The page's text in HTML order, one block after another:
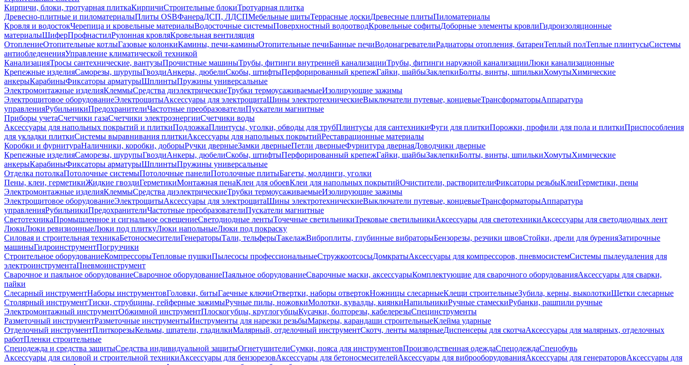
Кирпичи, блоки, тротуарная плиткаКирпичиСтроительные блокиТротуарная плитка
Древесно-плитные и пиломатериалыПлиты OSBФанераДСП, ЛДСПМебельные щитыТеррасные доскиДревесные плитыПиломатериалы
Кровля и водостокЧерепица и кровельные материалыВодосточные системыПоверхностный водоотводКровельные софитыДоборные элементы кровлиГидроизоляционные
материалыШиферПрофнастилРулонная кровляКровельная вентиляция
ОтоплениеОтопительные котлыГазовые колонкиКамины, печи-каминыОтопительные печиБанные печиВодонагревателиРадиаторы отопления, батареиТеплый полТеплые плинтусыСистемы
антиобледененияУправление климатической техникой
КанализацияТросы сантехнические, вантузыПрочистные машиныТрубы, фитинги внутренней канализацииТрубы, фитинги наружной канализацииЛюки канализационные
Крепежные изделияСаморезы, шурупыГвоздиАнкеры, дюбелиСкобы, штифтыПерфорированный крепежГайки, шайбыЗаклепкиБолты, винты, шпилькиХомутыХимические
анкерыКарабиныФиксаторы арматурыШплинтыПружины универсальные
Электромонтажные изделияКлеммыСредства диэлектрическиеТрубки термоусаживаемыеИзолирующие зажимы
Электрощитовое оборудованиеЭлектрощитыАксессуары для электрощитаШины электротехническиеВыключатели путевые, концевыеТрансформаторыАппаратура
управленияРубильникиПредохранителиЧастотные преобразователиПускатели магнитные
Приборы учетаСчетчики газаСчетчики электроэнергииСчетчики воды
Аксессуары для напольных покрытий и плиткиПодложкаПлинтусы, уголки, обводы для трубПлинтусы для сантехникиФуги для плиткиПорожки, профили для пола и плиткиПриспособления
для укладки плиткиСистемы выравнивания плиткиАксессуары для напольных покрытийРеставрационные материалы
Коробки и фурнитураНаличники, коробки, доборыРучки дверныеЗамки дверныеПетли дверныеФурнитура двернаяДоводчики дверные
Крепежные изделияСаморезы, шурупыГвоздиАнкеры, дюбелиСкобы, штифтыПерфорированный крепежГайки, шайбыЗаклепкиБолты, винты, шпилькиХомутыХимические
анкерыКарабиныФиксаторы арматурыШплинтыПружины универсальные
Отделка потолкаПотолочные системыПотолочные панелиПотолочные плитыБагеты, молдинги, уголки
Пены, клеи, герметикиЖидкие гвоздиГерметикиМонтажная пенаКлеи для обоевКлеи для напольных покрытийОчистители, растворителиФиксаторы резьбыКлеиГерметики, пены
Электромонтажные изделияКлеммыСредства диэлектрическиеТрубки термоусаживаемыеИзолирующие зажимы
Электрощитовое оборудованиеЭлектрощитыАксессуары для электрощитаШины электротехническиеВыключатели путевые, концевыеТрансформаторыАппаратура
управленияРубильникиПредохранителиЧастотные преобразователиПускатели магнитные
СветотехникаПромышленное и сигнальное освещениеСветодиодные лентыТочечные светильникиТрековые светильникиАксессуары для светотехникиАксессуары для светодиодных лент
ЛюкиЛюки ревизионныеЛюки под плиткуЛюки напольныеЛюки под покраску
Силовая и строительная техникаБетоносмесителиГенераторыТали, тельферыТакелажВиброплиты, глубинные вибраторыБензорезы, резчики швовСтойки, дрели для буренияЗатирочные
машиныГидроинструментПогрузчики
Строительное оборудованиеКомпрессорыТепловые пушкиПылесосы профессиональныеСтружкоотсосыДомкратыАксессуары для компрессоров, пневмосистемСистемы пылеудаления для
электроинструментаПневмоинструмент
Сварочное и паяльное оборудованиеСварочное оборудованиеПаяльное оборудованиеСварочные маски, аксессуарыКомплектующие для сварочного оборудованияАксессуары для сварки,
пайки
Слесарный инструментНаборы инструментовГоловки, битыГаечные ключиОтвертки, наборы отвертокНожницы слесарныеКлещи строительныеЗубила, керны, выколоткиЩетки слесарные
Столярный инструментТиски, струбцины, гейферные зажимыРучные пилы, ножовкиМолотки, кувалды, киянкиНапильникиРучные стамескиРубанки, рашпили ручные
Электромонтажный инструментОбжимной инструментПлоскогубцы, круглогубцыКусачки, болторезы, кабелерезыСпецинструменты
Разметочный инструментРазметочные инструментыИнструменты для нарезки резьбыМаркеры, карандаши строительныеКлейма ударные
Отделочный инструментПлиткорезыКельмы, шпатели, гладилкиМалярный, отделочный инструментСкотч, ленты малярныеДиспенсеры для скотчаАксессуары для малярных, отделочных
работПленки строительные
Спецодежда и средства защитыСредства индивидуальной защитыОгнетушителиСумки, пояса для инструментовПроизводственная одеждаСпецодеждаСпецобувь
Аксессуары для силовой и строительной техникиАксессуары для бензорезовАксессуары для бетоносмесителейАксессуары для виброоборудованияАксессуары для генераторовАксессуары для